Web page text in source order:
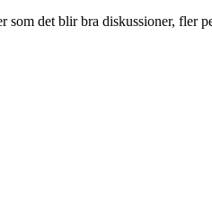
det blir bra diskussioner, fler